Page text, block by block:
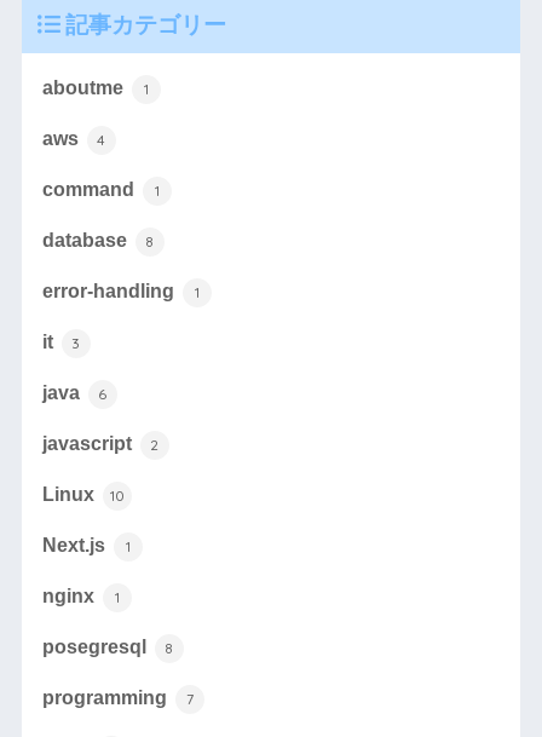
記事カテゴリー
aboutme 1
aws 4
command 1
database 8
error-handling 1
it 3
java 6
javascript 2
Linux 10
Next.js 1
nginx 1
posegresql 8
programming 7